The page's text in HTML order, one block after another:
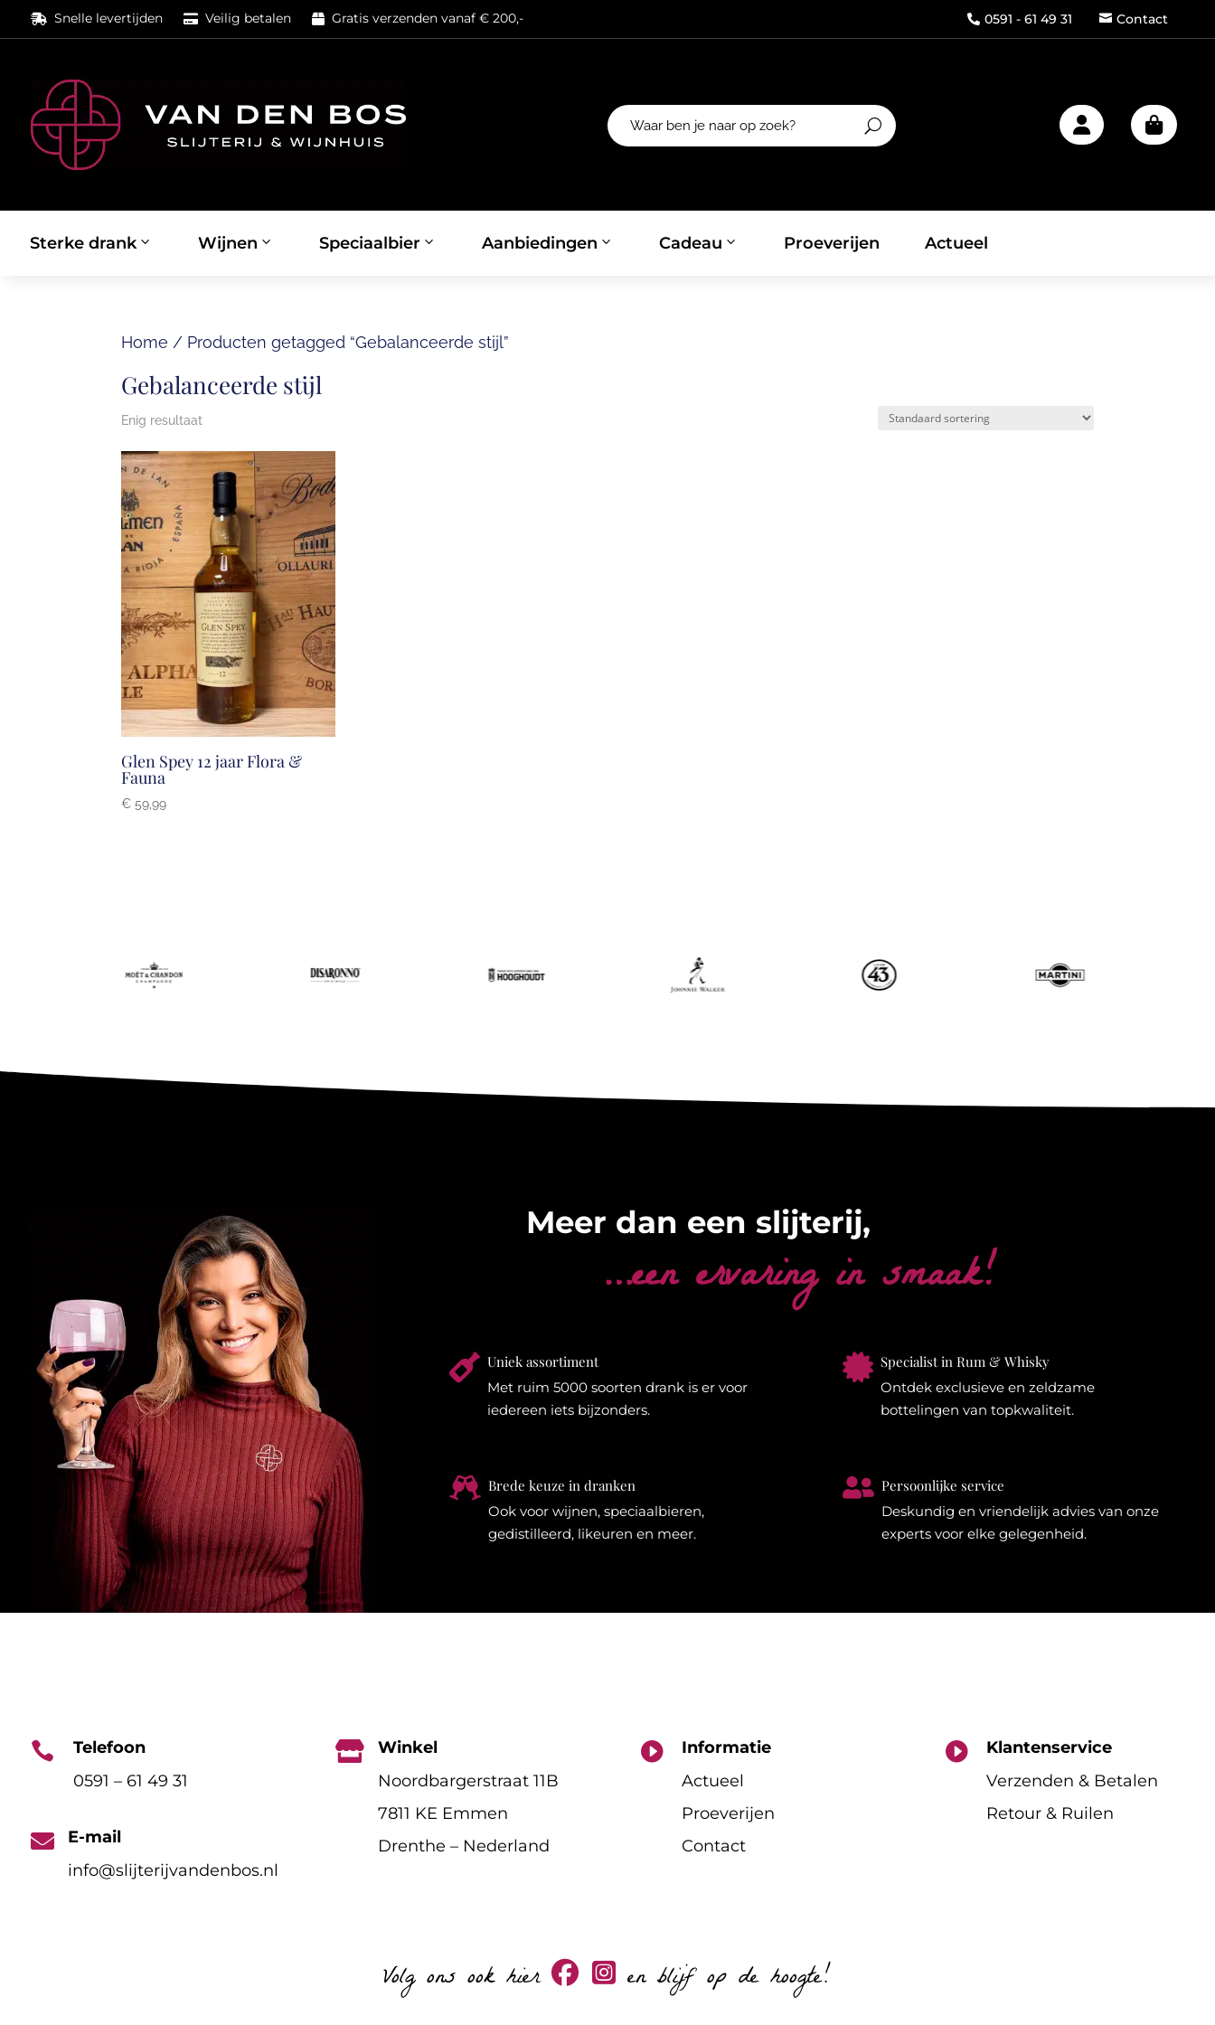
 Snelle levertijden  Veilig betalen  Gratis verzenden vanaf € 200,-  0591 - 61 49 31  Contact

Sterke drank Wijnen Speciaalbier Aanbiedingen Cadeau Proeverijen Actueel
Home / Producten getagged “Gebalanceerde stijl”
Gebalanceerde stijl
Enig resultaat
Glen Spey 12 jaar Flora &
Fauna
€ 59,99
Meer dan een slijterij,
…een ervaring in smaak!
 Uniek assortiment
Met ruim 5000 soorten drank is er voor
iedereen iets bijzonders.
 Specialist in Rum & Whisky
Ontdek exclusieve en zeldzame
bottelingen van topkwaliteit.
 Brede keuze in dranken
Ook voor wijnen, speciaalbieren,
gedistilleerd, likeuren en meer.
 Persoonlijke service
Deskundig en vriendelijk advies van onze
experts voor elke gelegenheid.

Telefoon
0591 – 61 49 31

E-mail
info@slijterijvandenbos.nl

Winkel
Noordbargerstraat 11B
7811 KE Emmen
Drenthe – Nederland

Informatie
Actueel
Proeverijen
Contact

Klantenservice
Verzenden & Betalen
Retour & Ruilen
Volg ons ook hier en blijf op de hoogte!